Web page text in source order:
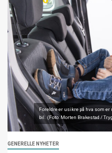
Foreldre er usikre på hva som
bil. (Foto: Morten Brakestad /
GENERELLE NYHETER